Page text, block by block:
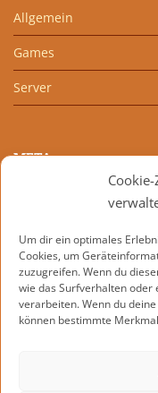
Um dir ein optimales
Cookies, um
zuzugreifen. Wenn du
wie das Surfverhalten oder
verarbeiten. Wenn du
können bestimmte
Allgemein
Games
Server
META
Kommentar-Feed
WordPress.org